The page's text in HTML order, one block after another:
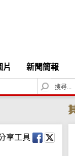
片 新聞簡報
S
e
c
h
享工具